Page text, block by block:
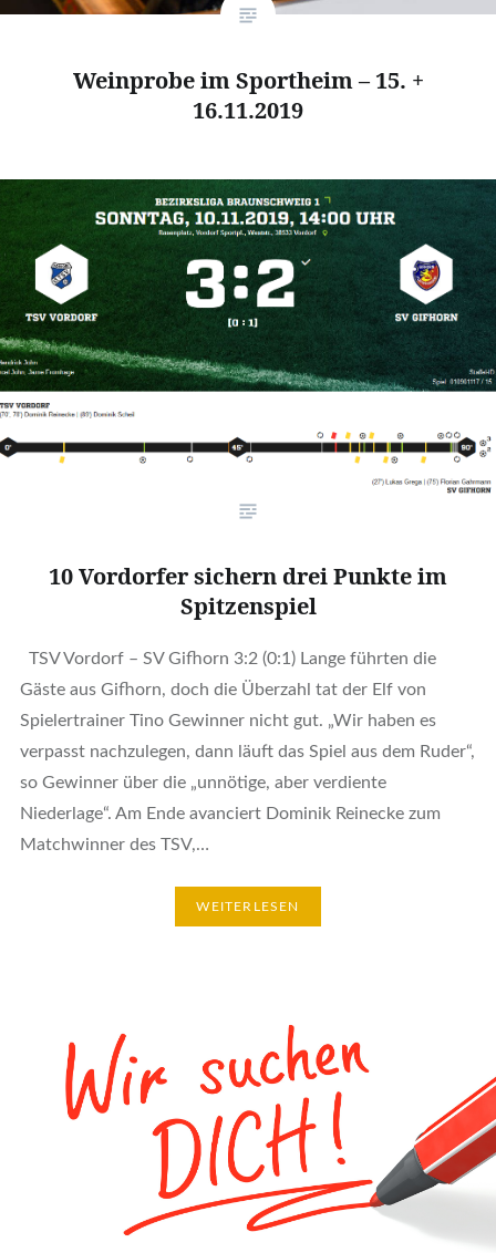
Weinprobe im Sportheim – 15. +
16.11.2019
10 Vordorfer sichern drei Punkte im
Spitzenspiel
TSV Vordorf – SV Gifhorn 3:2 (0:1) Lange führten die
Gäste aus Gifhorn, doch die Überzahl tat der Elf von
Spielertrainer Tino Gewinner nicht gut. „Wir haben es
verpasst nachzulegen, dann läuft das Spiel aus dem Ruder“,
so Gewinner über die „unnötige, aber verdiente
Niederlage“. Am Ende avanciert Dominik Reinecke zum
Matchwinner des TSV,…
WEITERLESEN